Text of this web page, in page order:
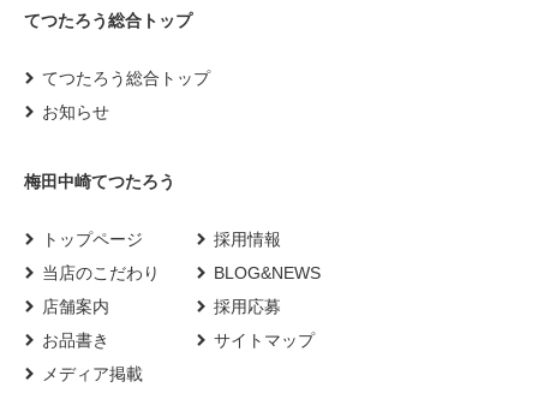
てつたろう総合トップ
てつたろう総合トップ
お知らせ
梅田中崎てつたろう
トップページ
当店のこだわり
店舗案内
お品書き
メディア掲載
採用情報
BLOG&NEWS
採用応募
サイトマップ